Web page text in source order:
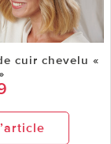
cuir chevelu «